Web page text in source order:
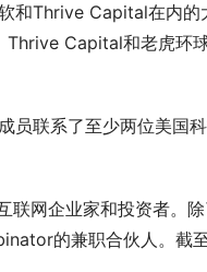
和Thrive Capital在内
Capital和老虎环
员联系了至少两位美国
联网企业家和投资者。
的兼职合伙人。截